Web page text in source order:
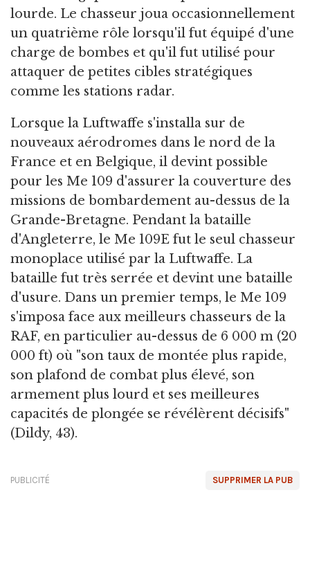
lourde. Le chasseur joua occasionnellement
un quatrième rôle lorsqu'il fut équipé d'une
charge de bombes et qu'il fut utilisé pour
attaquer de petites cibles stratégiques
comme les stations radar.
Lorsque la Luftwaffe s'installa sur de
nouveaux aérodromes dans le nord de la
France et en Belgique, il devint possible
pour les Me 109 d'assurer la couverture des
missions de bombardement au-dessus de la
Grande-Bretagne. Pendant la bataille
d'Angleterre, le Me 109E fut le seul chasseur
monoplace utilisé par la Luftwaffe. La
bataille fut très serrée et devint une bataille
d'usure. Dans un premier temps, le Me 109
s'imposa face aux meilleurs chasseurs de la
RAF, en particulier au-dessus de 6 000 m (20
000 ft) où "son taux de montée plus rapide,
son plafond de combat plus élevé, son
armement plus lourd et ses meilleures
capacités de plongée se révélèrent décisifs"
(Dildy, 43).
SUPPRIMER LA PUB
PUBLICITÉ